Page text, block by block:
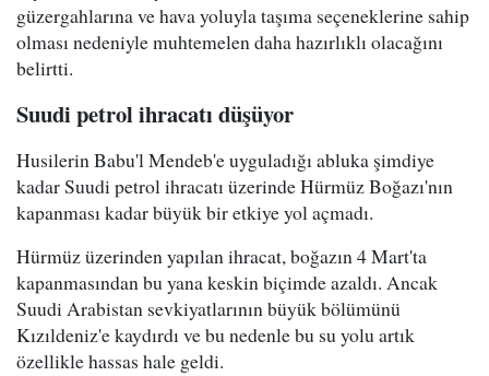
güzergahlarına ve hava yoluyla taşıma seçeneklerine sahip
olması nedeniyle muhtemelen daha hazırlıklı olacağını
belirtti.
Suudi petrol ihracatı düşüyor
Husilerin Babu'l Mendeb'e uyguladığı abluka şimdiye
kadar Suudi petrol ihracatı üzerinde Hürmüz Boğazı'nın
kapanması kadar büyük bir etkiye yol açmadı.
Hürmüz üzerinden yapılan ihracat, boğazın 4 Mart'ta
kapanmasından bu yana keskin biçimde azaldı. Ancak
Suudi Arabistan sevkiyatlarının büyük bölümünü
Kızıldeniz'e kaydırdı ve bu nedenle bu su yolu artık
özellikle hassas hale geldi.